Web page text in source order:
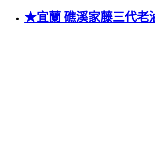
★宜蘭 礁溪家藤三代老